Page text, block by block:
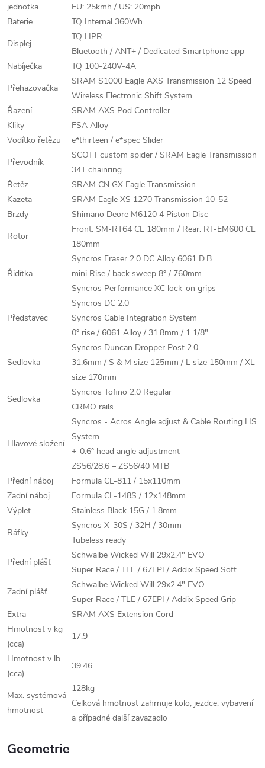
jednotka
EU: 25kmh / US: 20mph
Baterie
TQ Internal 360Wh
Displej
TQ HPR
Bluetooth / ANT+ / Dedicated Smartphone app
Nabíječka
TQ 100-240V-4A
Přehazovačka
SRAM S1000 Eagle AXS Transmission 12 Speed
Wireless Electronic Shift System
Řazení
SRAM AXS Pod Controller
Kliky
FSA Alloy
Vodítko řetězu
e*thirteen / e*spec Slider
Převodník
SCOTT custom spider / SRAM Eagle Transmission
34T chainring
Řetěz
SRAM CN GX Eagle Transmission
Kazeta
SRAM Eagle XS 1270 Transmission 10-52
Brzdy
Shimano Deore M6120 4 Piston Disc
Rotor
Front: SM-RT64 CL 180mm / Rear: RT-EM600 CL
180mm
Řidítka
Syncros Fraser 2.0 DC Alloy 6061 D.B.
mini Rise / back sweep 8° / 760mm
Syncros Performance XC lock-on grips
Představec
Syncros DC 2.0
Syncros Cable Integration System
0° rise / 6061 Alloy / 31.8mm / 1 1/8"
Sedlovka
Syncros Duncan Dropper Post 2.0
31.6mm / S & M size 125mm / L size 150mm / XL
size 170mm
Sedlovka
Syncros Tofino 2.0 Regular
CRMO rails
Hlavové složení
Syncros - Acros Angle adjust & Cable Routing HS
System
+-0.6° head angle adjustment
ZS56/28.6 – ZS56/40 MTB
Přední náboj
Formula CL-811 / 15x110mm
Zadní náboj
Formula CL-148S / 12x148mm
Výplet
Stainless Black 15G / 1.8mm
Ráfky
Syncros X-30S / 32H / 30mm
Tubeless ready
Přední plášť
Schwalbe Wicked Will 29x2.4" EVO
Super Race / TLE / 67EPI / Addix Speed Soft
Zadní plášť
Schwalbe Wicked Will 29x2.4" EVO
Super Race / TLE / 67EPI / Addix Speed Grip
Extra
SRAM AXS Extension Cord
Hmotnost v kg
(cca)
17.9
Hmotnost v lb
(cca)
39.46
Max. systémová
hmotnost
128kg
Celková hmotnost zahrnuje kolo, jezdce, vybavení
a případné další zavazadlo
Geometrie